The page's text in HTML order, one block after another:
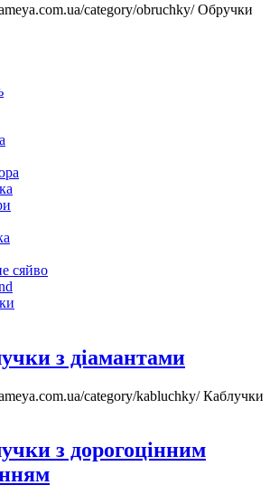
category/obruchky/Обручки
сяйво
з діамантами
category/kabluchky/Каблучки
з дорогоцінним